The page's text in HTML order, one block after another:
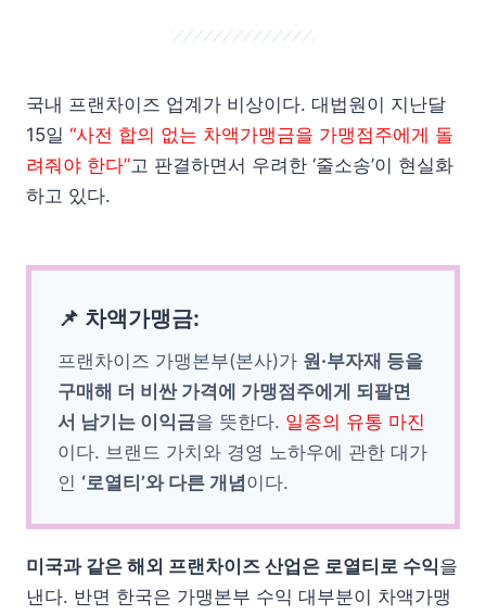
국내 프랜차이즈 업계가 비상이다. 대법원이 지난달
15일 “사전 합의 없는 차액가맹금을 가맹점주에게 돌
려줘야 한다”고 판결하면서 우려한 ‘줄소송’이 현실화
하고 있다.
📌 차액가맹금:
프랜차이즈 가맹본부(본사)가 원·부자재 등을
구매해 더 비싼 가격에 가맹점주에게 되팔면
서 남기는 이익금을 뜻한다. 일종의 유통 마진
이다. 브랜드 가치와 경영 노하우에 관한 대가
인 ‘로열티’와 다른 개념 이다.
미국과 같은 해외 프랜차이즈 산업은 로열티로 수익을
낸다. 반면 한국은 가맹본부 수익 대부분이 차액가맹